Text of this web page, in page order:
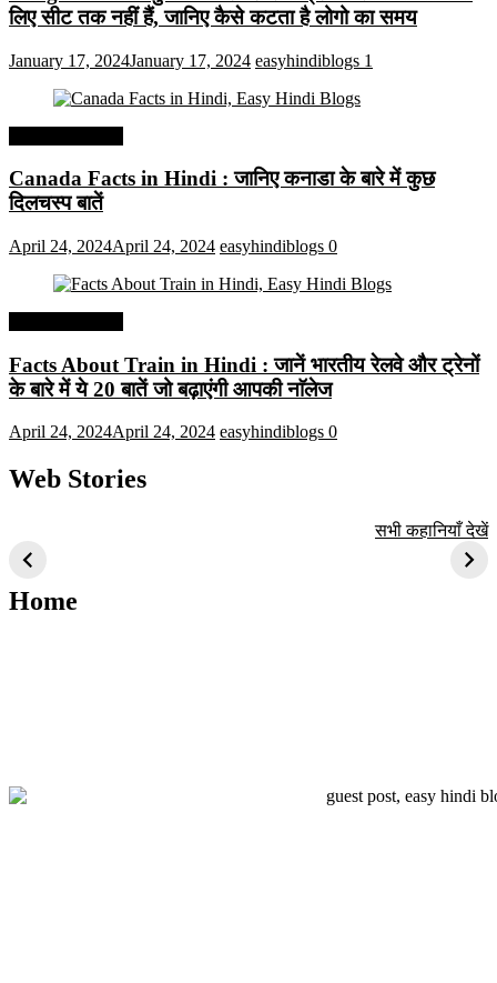
लिए सीट तक ​​नहीं हैं, जानिए कैसे कटता है लोगो का समय
January 17, 2024January 17, 2024 easyhindiblogs 1
Canada Facts in Hindi : जानिए कनाडा के बारे में कुछ
दिलचस्प बातें
April 24, 2024April 24, 2024 easyhindiblogs 0
Facts About Train in Hindi : जानें भारतीय रेलवे और ट्रेनों
के बारे में ये 20 बातें जो बढ़ाएंगी आपकी नाॅलेज
April 24, 2024April 24, 2024 easyhindiblogs 0
Web Stories
तकनीक जो आपको
2024 के लिए सीखनी
चाहिए
ऐतिहासिक स्थान
सभी कहानियाँ देखें
Home